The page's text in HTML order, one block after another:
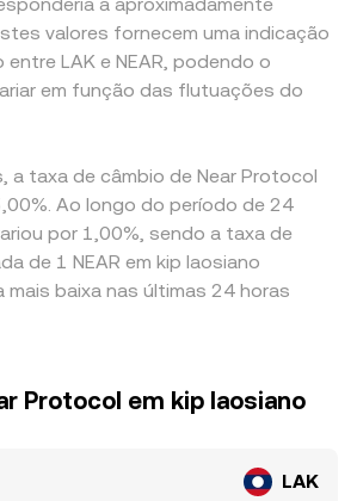
valores fornecem uma indicação
LAK e NEAR, podendo o
em função das flutuações do
a taxa de câmbio de Near Protocol
Ao longo do período de 24
por 1,00%, sendo a taxa de
de 1 NEAR em kip laosiano
mais baixa nas últimas 24 horas
Protocol em kip laosiano
LAK